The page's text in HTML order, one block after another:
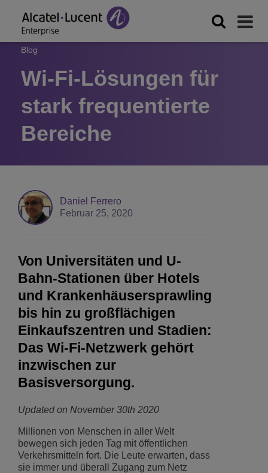
Blog
Wi-Fi-Lösungen für
stark frequentierte
Bereiche
Daniel Ferrero
Februar 25, 2020
Von Universitäten und U-
Bahn-Stationen über Hotels
und Krankenhäusersprawling
bis hin zu großflächigen
Einkaufszentren und Stadien:
Das Wi-Fi-Netzwerk gehört
inzwischen zur
Basisversorgung.
Updated on November 30th 2020
Millionen von Menschen in aller Welt
bewegen sich jeden Tag mit öffentlichen
Verkehrsmitteln fort. Die Leute erwarten, dass
sie immer und überall Zugang zum Netz